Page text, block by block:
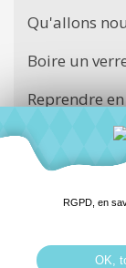
Qu'allons
Boire un
Reprendre
Programmer
dans le
déjà
Prévoir
RGPD, en
OK,